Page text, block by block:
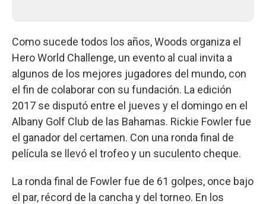
Como sucede todos los años, Woods organiza el
Hero World Challenge, un evento al cual invita a
algunos de los mejores jugadores del mundo, con
el fin de colaborar con su fundación. La edición
2017 se disputó entre el jueves y el domingo en el
Albany Golf Club de las Bahamas. Rickie Fowler fue
el ganador del certamen. Con una ronda final de
película se llevó el trofeo y un suculento cheque.
La ronda final de Fowler fue de 61 golpes, once bajo
el par, récord de la cancha y del torneo. En los